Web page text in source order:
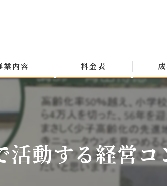
業内容 料金表
活動する経営